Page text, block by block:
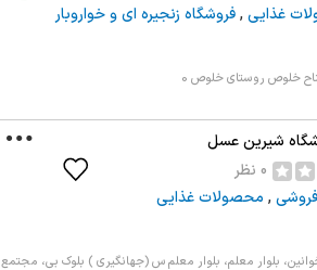
غذایی,فروشگاه زنجیره ای و خواروبار
خلوص روستای خلوص 0
شیرین عسل
0 نظر
, محصولات غذایی
بلوار معلم، بلوار معلم س (جهانگیری ) بلوک بی، مجتمع